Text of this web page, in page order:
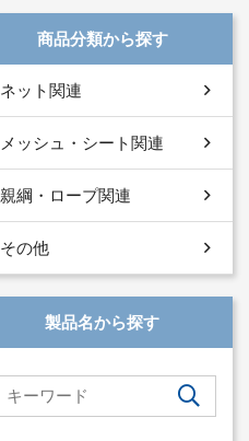
商品分類から探す
ネット関連
メッシュ・シート関連
親綱・ロープ関連
その他
製品名から探す